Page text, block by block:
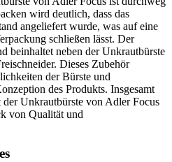
wird deutlich, dass das
angeliefert wurde, was auf eine
schließen lässt. Der
beinhaltet neben der Unkrautbürste
Dieses Zubehör
der Bürste und
des Produkts. Insgesamt
Unkrautbürste von Adler Focus
von Qualität und